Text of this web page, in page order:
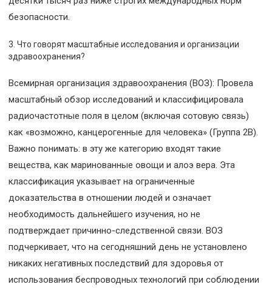
безопасности.
Что говорят масштабные исследования и организации
здравоохранения?
Всемирная организация здравоохранения (ВОЗ): Провела
масштабный обзор исследований и классифицировала
радиочастотные поля в целом (включая сотовую связь)
как «возможно, канцерогенные для человека» (Группа 2B).
Важно понимать: в эту же категорию входят такие
вещества, как маринованные овощи и алоэ вера. Эта
классификация указывает на ограниченные
доказательства в отношении людей и означает
необходимость дальнейшего изучения, но не
подтверждает причинно-следственной связи. ВОЗ
подчеркивает, что на сегодняшний день не установлено
никаких негативных последствий для здоровья от
использования беспроводных технологий при соблюдении